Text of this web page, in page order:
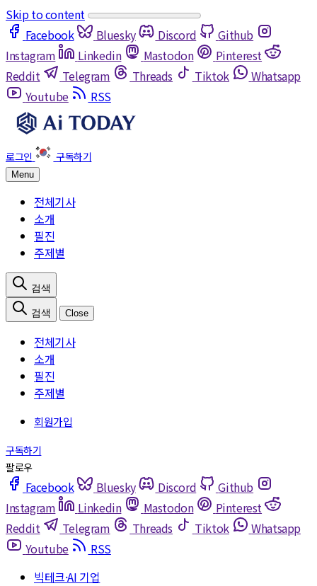
Skip to content
Facebook
Bluesky Discord
Github
Instagram
Linkedin Mastodon
Pinterest
Reddit
Telegram Threads Tiktok
Whatsapp
Youtube
RSS
Menu
전체기사
소개
필진
주제별
Close
전체기사
소개
필진
주제별
Facebook Bluesky Discord
Github
Instagram
Linkedin Mastodon
Pinterest
Reddit
Telegram Threads Tiktok
Whatsapp
Youtube
RSS
빅테크·AI 기업